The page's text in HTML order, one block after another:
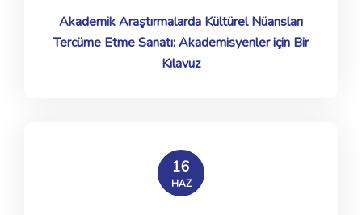
Akademik Araştırmalarda Kültürel Nüansları
Tercüme Etme Sanatı: Akademisyenler için Bir
Kılavuz
16
HAZ